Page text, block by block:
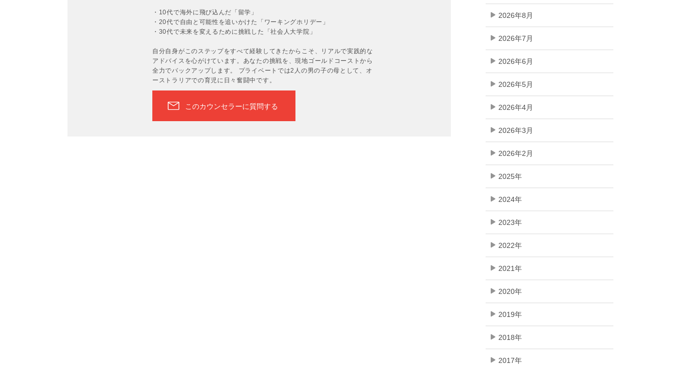
・10代で海外に飛び込んだ「留学」
・20代で自由と可能性を追いかけた「ワーキングホリデー」
・30代で未来を変えるために挑戦した「社会人大学院」
自分自身がこのステップをすべて経験してきたからこそ、リアルで実践的な
アドバイスを心がけています。あなたの挑戦を、現地ゴールドコーストから
全力でバックアップします。 プライベートでは2人の男の子の母として、オ
ーストラリアでの育児に日々奮闘中です。
このカウンセラーに質問する
2026年8月
2026年7月
2026年6月
2026年5月
2026年4月
2026年3月
2026年2月
2025年
2024年
2023年
2022年
2021年
2020年
2019年
2018年
2017年